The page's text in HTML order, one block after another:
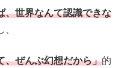
、世界なんて認識できな
、ぜんぶ幻想だから」的